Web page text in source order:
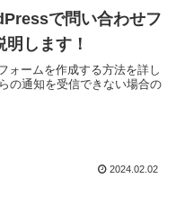
で問い合わせフ
します！
ォームを作成する方法を詳し
の通知を受信できない場合の
2024.02.02